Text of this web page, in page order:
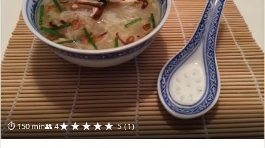
⏱ 150 min👥 4★★★★★ 5 (1)